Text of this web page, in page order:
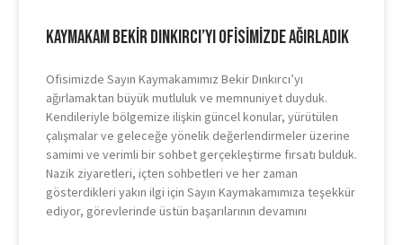
Kaymakam Bekir Dınkırcı’yı Ofisimizde Ağırladık
Ofisimizde Sayın Kaymakamımız Bekir Dınkırcı’yı
ağırlamaktan büyük mutluluk ve memnuniyet duyduk.
Kendileriyle bölgemize ilişkin güncel konular, yürütülen
çalışmalar ve geleceğe yönelik değerlendirmeler üzerine
samimi ve verimli bir sohbet gerçekleştirme fırsatı bulduk.
Nazik ziyaretleri, içten sohbetleri ve her zaman
gösterdikleri yakın ilgi için Sayın Kaymakamımıza teşekkür
ediyor, görevlerinde üstün başarılarının devamını